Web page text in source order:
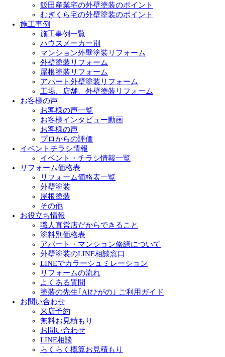
飯田産業宅の外壁塗装のポイント
むぎくら宅の外壁塗装のポイント
施工事例
施工事例一覧
ハウスメーカー別
マンション外壁塗装リフォーム
外壁塗装リフォーム
屋根塗装リフォーム
アパート外壁塗装リフォーム
工場、店舗、外壁塗装リフォーム
お客様の声
お客様の声一覧
お客様インタビュー動画
お客様の声
プロからの評価
イベントチラシ情報
イベント・チラシ情報一覧
リフォーム価格表
リフォーム価格表一覧
外壁塗装
屋根塗装
その他
お役立ち情報
職人直営店だからできること
塗料別価格表
アパート・マンション修繕について
外壁塗装のLINE相談窓口
LINEでカラーシュミレーション
リフォームの流れ
よくある質問
塗装の先生｢AIひがの｣ ご利用ガイド
お問い合わせ
来店予約
無料お見積もり
お問い合わせ
LINE相談
らくらく概算お見積もり